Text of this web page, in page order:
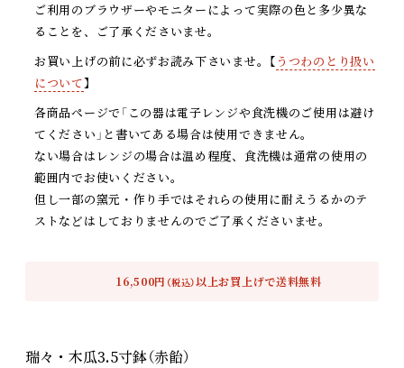
ご利用のブラウザーやモニターによって実際の色と多少異な
ることを、ご了承くださいませ。
お買い上げの前に必ずお読み下さいませ。【 うつわのとり扱い
について】
各商品ページで「この器は電子レンジや食洗機のご使用は避け
てください」と書いてある場合は使用できません。
ない場合はレンジの場合は温め程度、食洗機は通常の使用の
範囲内でお使いください。
但し一部の窯元・作り手ではそれらの使用に耐えうるかのテ
ストなどはしておりませんのでご了承くださいませ。
16,500円 （税込）以上お買上げで送料無料
瑞々・木瓜3.5寸鉢（赤飴）